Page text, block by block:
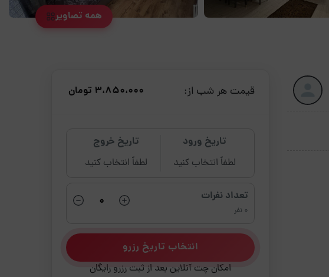
همه تصاویر
قیمت هر شب از: 3،850،000 تومان
تاریخ ورود
لطفاً انتخاب کنید
تاریخ خروج
لطفاً انتخاب کنید
تعداد نفرات
0 نفر
انتخاب تاریخ رزرو
امکان چت آنلاین بعد از ثبت رزرو رایگان